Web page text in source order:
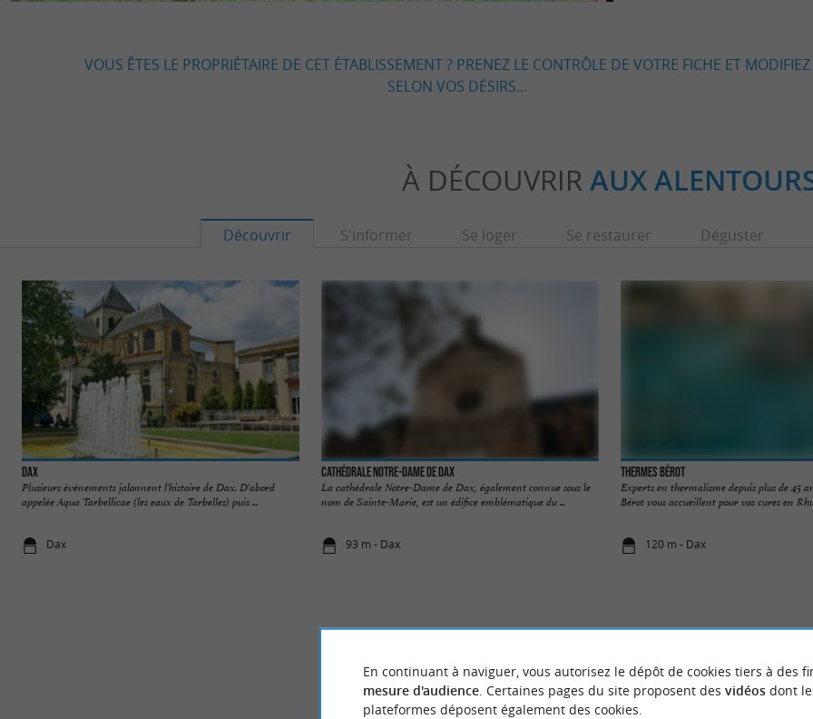
VOUS ÊTES LE PROPRIÉTAIRE DE CET ÉTABLISSEMENT ? PRENEZ LE CONTRÔLE DE VOTRE FICHE ET
SELON VOS DÉSIRS...
À DÉCOUVRIR AUX
Découvrir S'informer Se loger Se restaurer Déguster
Dax
Plusieurs événements jalonnent l'histoire de Dax. D'abord
appelée Aqua Tarbellicae (les eaux de Tarbelles) puis ...
Dax
Cathédrale Notre-Dame de Dax
La cathédrale Notre-Dame de Dax, également connue sous le
nom de Sainte-Marie, est un édifice emblématique du ...
93 m - Dax
Thermes Bérot
Experts en thermalisme depuis plus de 45
Bérot vous accueillent pour vos cures en
120 m - Dax
NOUS AVONS TESTÉPOUR
En continuant à naviguer, vous autorisez le dépôt de cookies tiers à des
mesure d'audience. Certaines pages du site proposent des vidéosdont
plateformes déposent également des cookies.